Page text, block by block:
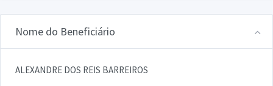
Nome do Beneficiário
ALEXANDRE DOS REIS BARREIROS